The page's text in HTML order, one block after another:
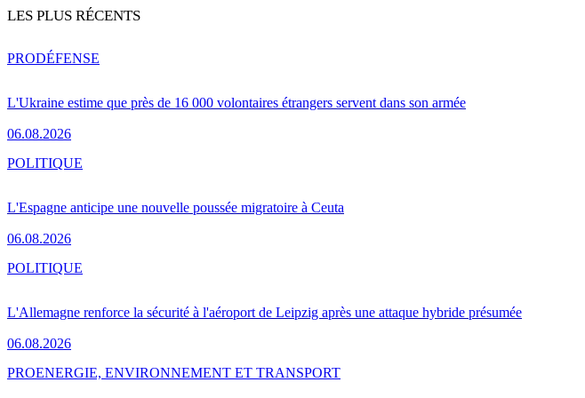
LES PLUS RÉCENTS
L'Ukraine estime que près de 16 000 volontaires étrangers servent dans son armée
06.08.2026
PRODÉFENSE
L'Espagne anticipe une nouvelle poussée migratoire à Ceuta
06.08.2026
POLITIQUE
L'Allemagne renforce la sécurité à l'aéroport de Leipzig après une attaque hybride présumée
06.08.2026
POLITIQUE
PROENERGIE, ENVIRONNEMENT ET TRANSPORT